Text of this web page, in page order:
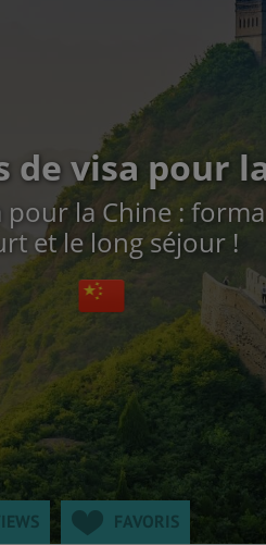
de visa pour
pour la Chine :
et le long séjour !
FAVORIS